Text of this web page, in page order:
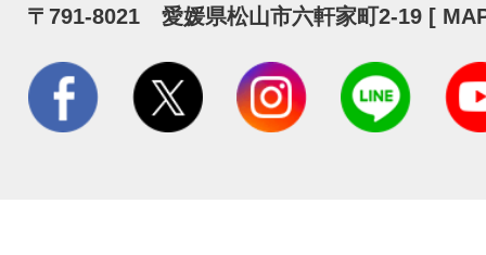
〒791-8021 愛媛県松山市六軒家町2-19 [